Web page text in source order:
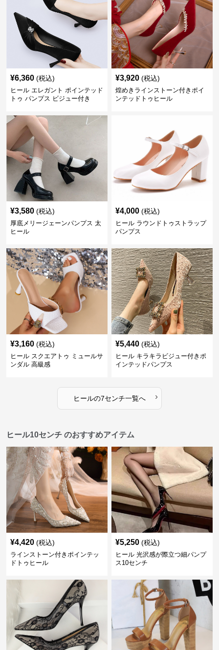
¥6,360 (税込)
ヒール エレガント ポインテッド
トゥ パンプス ビジュー付き
¥3,920 (税込)
煌めきラインストーン付きポイ
ンテッドトゥヒール
¥3,580 (税込)
厚底メリージェーンパンプス 太
ヒール
¥4,000 (税込)
ヒール ラウンドトゥストラップ
パンプス
¥3,160 (税込)
ヒール スクエアトゥ ミュールサ
ンダル 高級感
¥5,440 (税込)
ヒール キラキラビジュー付きポ
インテッドパンプス
ヒールの7センチ一覧へ ›
ヒール10センチ のおすすめアイテム
¥4,420 (税込)
ラインストーン付きポインテッ
ドトゥヒール
¥5,250 (税込)
ヒール 光沢感が際立つ細パンプ
ス10センチ